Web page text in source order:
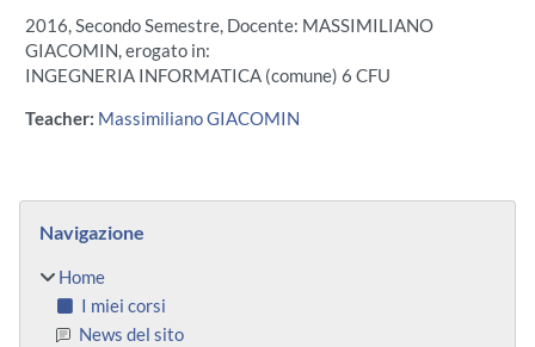
2016, Secondo Semestre, Docente: MASSIMILIANO
GIACOMIN, erogato in:
INGEGNERIA INFORMATICA (comune) 6 CFU
Teacher: Massimiliano GIACOMIN
Blocchi
Navigazione
Home
I miei corsi
News del sito